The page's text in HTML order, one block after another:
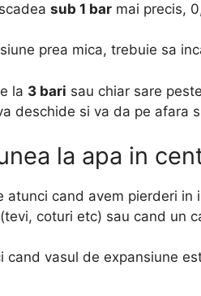
sub 1 bar mai precis,
prea mica, trebuie sa
la 3 bari sau chiar sare
deschide si va da pe afara
la apa in
atunci cand avem pierderi
coturi etc) sau cand un
cand vasul de expansiune